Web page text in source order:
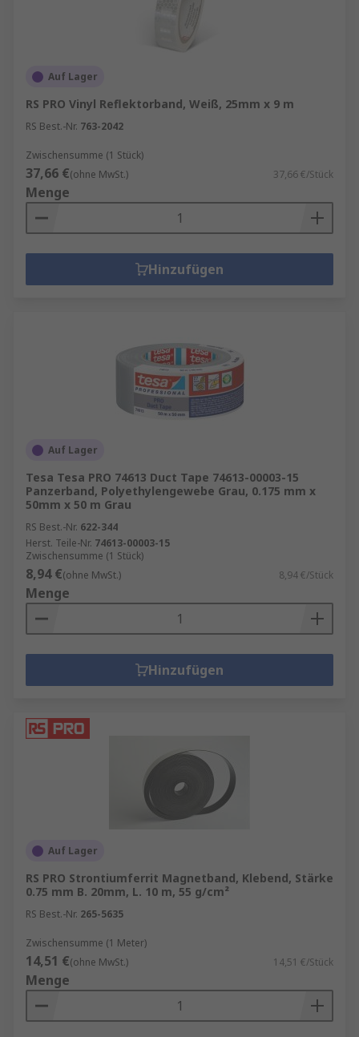
Auf Lager
RS PRO Vinyl Reflektorband, Weiß, 25mm x 9 m
RS Best.-Nr. 763-2042
Zwischensumme (1 Stück)
37,66 €(ohne MwSt.) 37,66 €/Stück
Menge
Hinzufügen
Auf Lager
Tesa Tesa PRO 74613 Duct Tape 74613-00003-15
Panzerband, Polyethylengewebe Grau, 0.175 mm x
50mm x 50 m Grau
RS Best.-Nr. 622-344
Herst. Teile-Nr. 74613-00003-15
Zwischensumme (1 Stück)
8,94 €(ohne MwSt.) 8,94 €/Stück
Menge
Hinzufügen
Auf Lager
RS PRO Strontiumferrit Magnetband, Klebend, Stärke
0.75 mm B. 20mm, L. 10 m, 55 g/cm²
RS Best.-Nr. 265-5635
Zwischensumme (1 Meter)
14,51 €(ohne MwSt.) 14,51 €/Stück
Menge